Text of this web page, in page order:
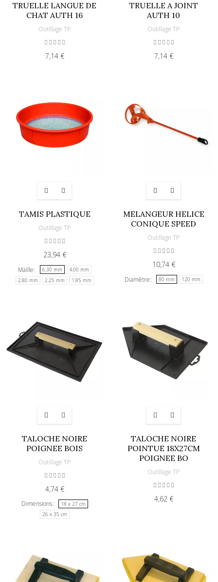
TRUELLE LANGUE DE
CHAT AUTH 16
Outillage TP
7,14 €
TRUELLE A JOINT
AUTH 10
Outillage TP
7,14 €
TAMIS PLASTIQUE
Outillage TP
23,94 €
Maille 6.30 mm
4.00 mm
2.80 mm
2.25 mm 1.85 mm
MELANGEUR HELICE
CONIQUE SPEED
Outillage TP
10,74 €
Diamètre 80 mm 120 mm
TALOCHE NOIRE
POIGNEE BOIS
Outillage TP
4,74 €
Dimensions
18 x 27 cm
26 x 35 cm
TALOCHE NOIRE
POINTUE 18X27CM
POIGNEE BO
Outillage TP
4,62 €